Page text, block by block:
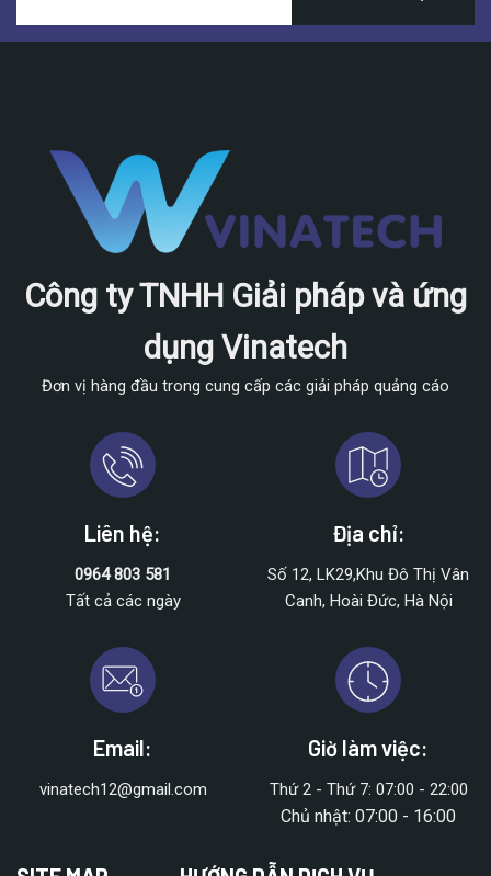
Công ty TNHH Giải pháp và ứng
dụng Vinatech
Đơn vị hàng đầu trong cung cấp các giải pháp quảng cáo
Liên hệ:
0964 803 581
Tất cả các ngày
Địa chỉ:
Số 12, LK29,Khu Đô Thị Vân
Canh, Hoài Đức, Hà Nội
Email:
vinatech12@gmail.com
Giờ làm việc:
Thứ 2 - Thứ 7: 07:00 - 22:00
Chủ nhật: 07:00 - 16:00